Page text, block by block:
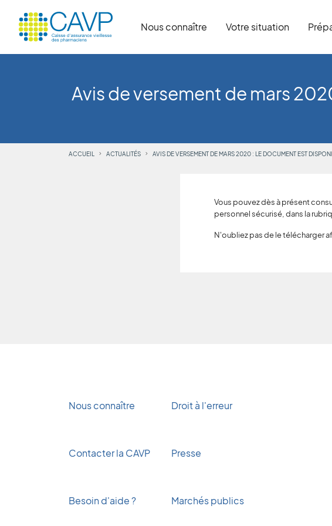
Nous connaître Votre situation
Avis de versement de mars
ACCUEIL ACTUALITÉS AVIS DE VERSEMENT DE MARS 2020 : LE DOCUMENT EST
Vous pouvez dès à présent
personnel sécurisé, dans la
N'oubliez pas de le télécharger
Nous connaître Droit à l'erreur
Contacter la CAVP Presse
Besoin d'aide ? Marchés publics